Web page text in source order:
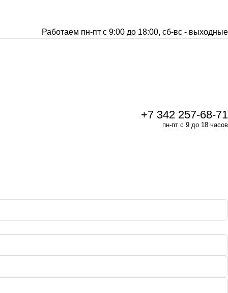
Работаем пн-пт с 9:00 до 18:00, сб-вс - выходные
+7 342 257-68-71
пн-пт с 9 до 18 часов